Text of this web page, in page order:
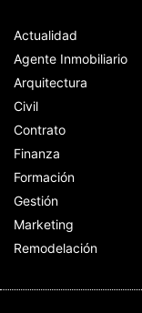
Actualidad
Agente Inmobiliario
Arquitectura
Civil
Contrato
Finanza
Formación
Gestión
Marketing
Remodelación